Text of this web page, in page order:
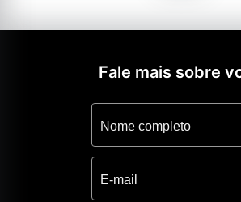
Fale mais sobre